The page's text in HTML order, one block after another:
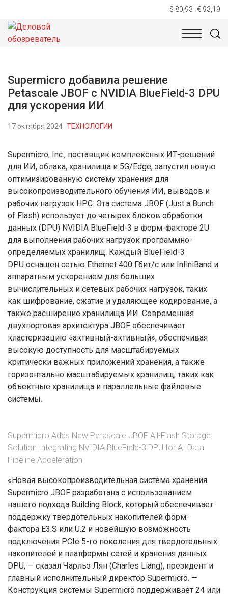
$ 80,93 € 93,19
НОВОСТИ
Supermicro добавила решение
Petascale JBOF с NVIDIA BlueField-3 DPU
для ускорения ИИ
17 октября 2024 ТЕХНОЛОГИИ
Supermicro, Inc., поставщик комплексных ИТ-решений
для ИИ, облака, хранилища и 5G/Edge, запустил новую
оптимизированную систему хранения для
высокопроизводительного обучения ИИ, выводов и
рабочих нагрузок HPC. Эта система JBOF (Just a Bunch
of Flash) использует до четырех блоков обработки
данных (DPU) NVIDIA BlueField-3 в форм-факторе 2U
для выполнения рабочих нагрузок программно-
определяемых хранилищ. Каждый BlueField-3
DPU оснащен сетью Ethernet 400 Гбит/с или InfiniBand и
аппаратным ускорением для больших
вычислительных и сетевых рабочих нагрузок, таких
как шифрование, сжатие и удаляющее кодирование, а
также расширение хранилища ИИ. Современная
двухпортовая архитектура JBOF обеспечивает
кластеризацию «активный-активный», обеспечивая
высокую доступность для масштабируемых
критически важных приложений хранения, а также
горизонтально масштабируемых хранилищ, таких как
объектные хранилища и параллельные файловые
системы.
Supermicro Adds New Petascale JBOF All-Flash Storage
Solution Integrating NVIDIA BlueField-3 DPU for AI Data
Pipeline Acceleration
«Новая высокопроизводительная система хранения
Supermicro JBOF разработана с использованием
нашего подхода Building Block, который обеспечивает
поддержку твердотельных накопителей форм-
фактора E3.S или U.2 и новейшую возможность
подключения PCIe 5-го поколения для твердотельных
накопителей и платформы сетей и хранения данных
DPU, — сказал Чарльз Лян (Charles Liang), президент и
главный исполнительный директор Supermicro. —
Конструкция системы Supermicro поддерживает 24 или